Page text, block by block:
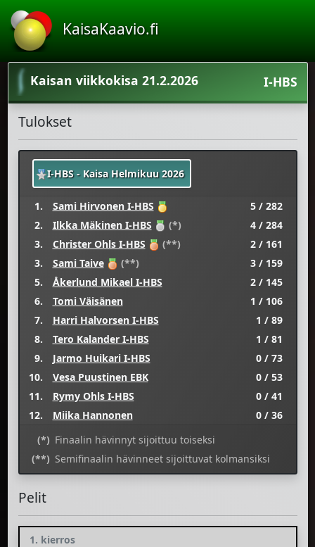
KaisaKaavio.fi
Kaisan viikkokisa 21.2.2026 I-HBS
Tulokset
I-HBS - Kaisa Helmikuu 2026
1. Sami Hirvonen I-HBS
5 / 282
2.
Ilkka Mäkinen I-HBS (*)
4 / 284
3.
Christer Ohls I-HBS (**)
2 / 161
3.
Sami Taive (**)
3 / 159
5.
Åkerlund Mikael I-HBS
2 / 145
6.
Tomi Väisänen
1 / 106
7.
Harri Halvorsen I-HBS
1 / 89
8.
Tero Kalander I-HBS
1 / 81
9.
Jarmo Huikari I-HBS
0 / 73
10.
Vesa Puustinen EBK
0 / 53
11.
Rymy Ohls I-HBS
0 / 41
12.
Miika Hannonen
0 / 36
(*) Finaalin hävinnyt sijoittuu toiseksi
(**) Semifinaalin hävinneet sijoittuvat kolmansiksi
Pelit
1. kierros